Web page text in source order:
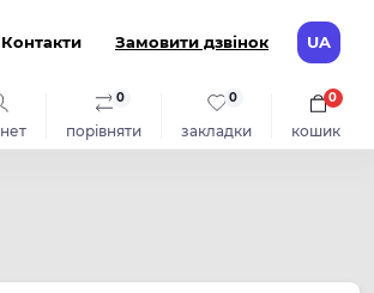
Контакти Замовити дзвінок UA
порівняти
0
закладки
0
кошик
0